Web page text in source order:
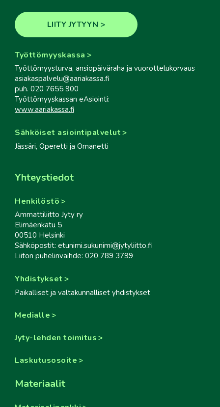
LIITY JYTYYN
Työttömyyskassa
Työttömyysturva, ansiopäiväraha ja vuorottelukorvaus
asiakaspalvelu@aariakassa.fi
puh. 020 7655 900
Työttömyyskassan eAsiointi:
www.aariakassa.fi
Sähköiset asiointipalvelut
Jässäri, Operetti ja Omanetti
Yhteystiedot
Henkilöstö
Ammattiliitto Jyty ry
Elimäenkatu 5
00510 Helsinki
Sähköpostit: etunimi.sukunimi@jytyliitto.fi
Liiton puhelinvaihde: 020 789 3799
Yhdistykset
Paikalliset ja valtakunnalliset yhdistykset
Medialle
Jyty-lehden toimitus
Laskutusosoite
Materiaalit